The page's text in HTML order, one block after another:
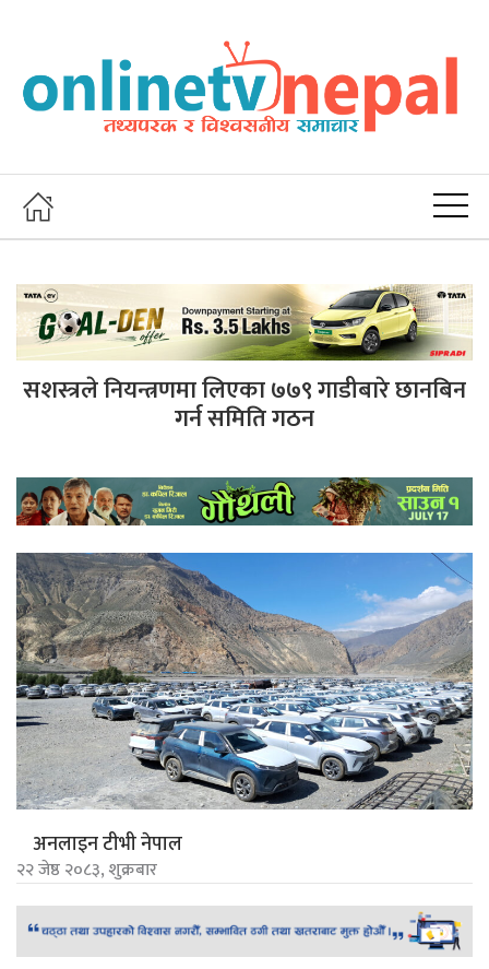
सशस्त्रले नियन्त्रणमा लिएका ७७९ गाडीबारे छानबिन
गर्न समिति गठन
अनलाइन टीभी नेपाल
२२ जेष्ठ २०८३, शुक्रबार